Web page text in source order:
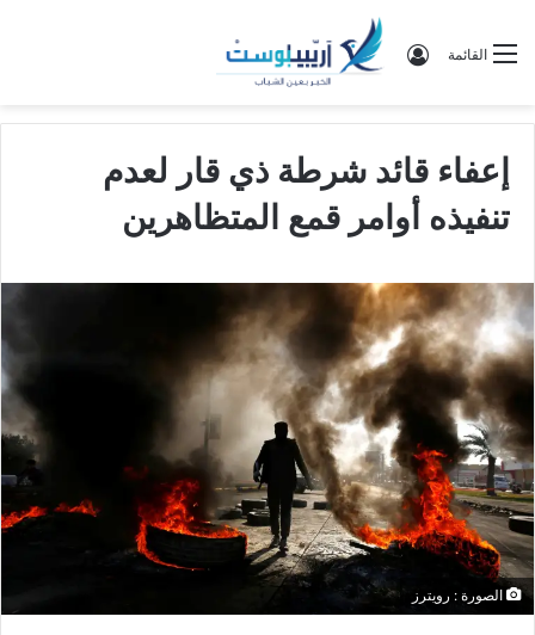
القائمة تسجيل الدخول
إعفاء قائد شرطة ذي قار لعدم
تنفيذه أوامر قمع المتظاهرين
الصورة : رويترز